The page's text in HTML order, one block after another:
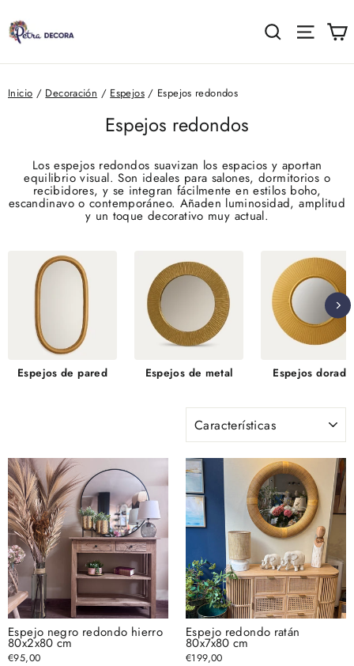
directamente
contenido
Buscar
Inicio / Decoración / Espejos / Espejos redondos
Espejos redondos
Los espejos redondos suavizan los espacios y aportan
equilibrio visual. Son ideales para salones, dormitorios o
recibidores, y se integran fácilmente en estilos boho,
escandinavo o contemporáneo. Añaden luminosidad, amplitud
y un toque decorativo muy actual.
Espejos de pared Espejos de metal Espejos
ORDENAR
Espejo negro redondo hierro
80x2x80 cm
€95,00
Espejo redondo ratán
80x7x80 cm
€199,00